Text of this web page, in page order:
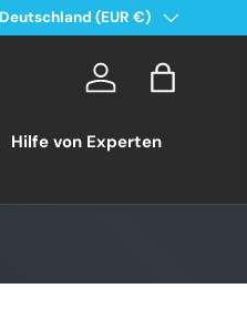
ab 49€ in Deutschland
Land/Region
Deutschland (EUR €)
Konto
Hilfe von Experten